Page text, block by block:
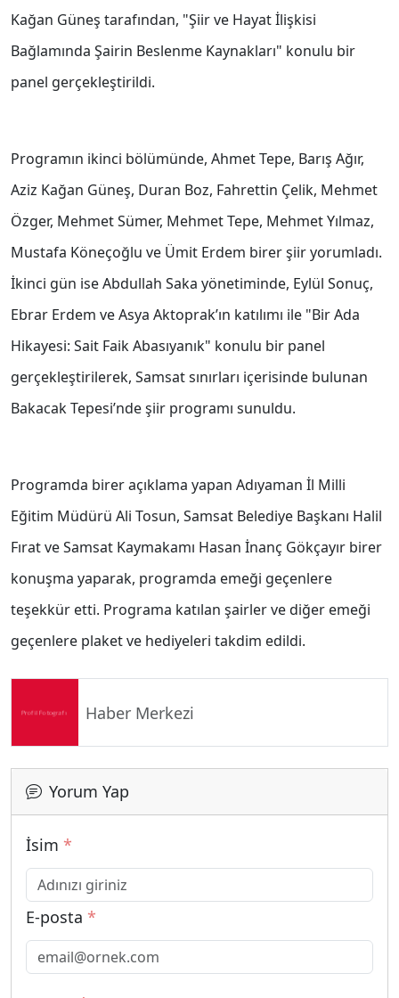
Kağan Güneş tarafından, "Şiir ve Hayat İlişkisi
Bağlamında Şairin Beslenme Kaynakları" konulu bir
panel gerçekleştirildi.
Programın ikinci bölümünde, Ahmet Tepe, Barış Ağır,
Aziz Kağan Güneş, Duran Boz, Fahrettin Çelik, Mehmet
Özger, Mehmet Sümer, Mehmet Tepe, Mehmet Yılmaz,
Mustafa Köneçoğlu ve Ümit Erdem birer şiir yorumladı.
İkinci gün ise Abdullah Saka yönetiminde, Eylül Sonuç,
Ebrar Erdem ve Asya Aktoprak’ın katılımı ile "Bir Ada
Hikayesi: Sait Faik Abasıyanık" konulu bir panel
gerçekleştirilerek, Samsat sınırları içerisinde bulunan
Bakacak Tepesi’nde şiir programı sunuldu.
Programda birer açıklama yapan Adıyaman İl Milli
Eğitim Müdürü Ali Tosun, Samsat Belediye Başkanı Halil
Fırat ve Samsat Kaymakamı Hasan İnanç Gökçayır birer
konuşma yaparak, programda emeği geçenlere
teşekkür etti. Programa katılan şairler ve diğer emeği
geçenlere plaket ve hediyeleri takdim edildi.
Haber Merkezi
Yorum Yap
İsim *
E-posta *